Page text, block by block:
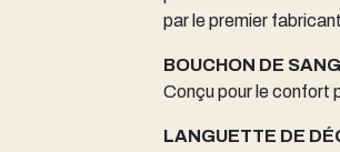
par le premier
BOUCHON DE
Conçu pour le confort
LANGUETTE DE